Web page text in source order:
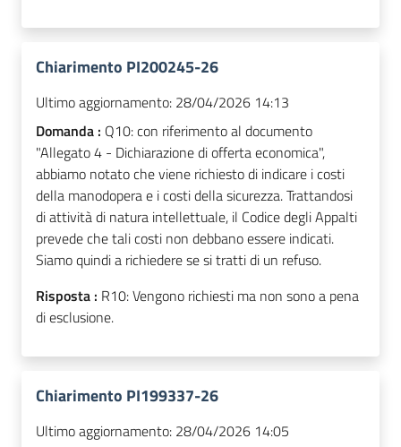
Chiarimento PI200245-26
Ultimo aggiornamento: 28/04/2026 14:13
Domanda : Q10: con riferimento al documento
"Allegato 4 - Dichiarazione di offerta economica",
abbiamo notato che viene richiesto di indicare i costi
della manodopera e i costi della sicurezza. Trattandosi
di attività di natura intellettuale, il Codice degli Appalti
prevede che tali costi non debbano essere indicati.
Siamo quindi a richiedere se si tratti di un refuso.
Risposta : R10: Vengono richiesti ma non sono a pena
di esclusione.
Chiarimento PI199337-26
Ultimo aggiornamento: 28/04/2026 14:05